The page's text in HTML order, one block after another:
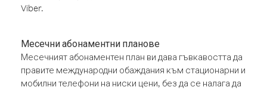
Viber.
Месечни абонаментни планове
Месечният абонаментен план ви дава гъвкавостта да
правите международни обаждания към стационарни и
мобилни телефони на ниски цени, без да се налага да